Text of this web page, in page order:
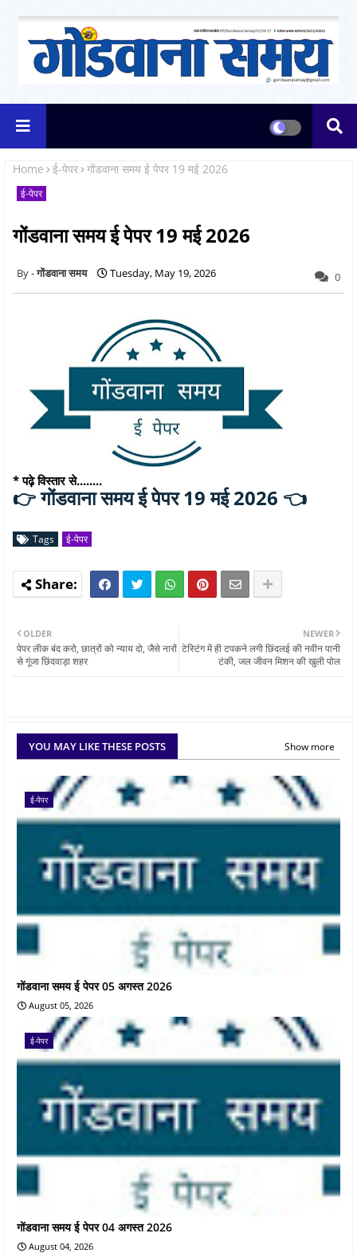
Home ई-पेपर गोंडवाना समय ई पेपर 19 मई 2026
ई-पेपर
गोंडवाना समय ई पेपर 19 मई 2026
गोंडवाना समय Tuesday, May 19, 2026 0
* पढ़े विस्तार से........
👉 गोंडवाना समय ई पेपर 19 मई 2026 👈
Tags ई-पेपर
NEWER
टेस्टिंग में ही टपकने लगी छिंदलई की नवीन पानी
टंकी, जल जीवन मिशन की खुली पोल
OLDER
पेपर लीक बंद करो, छात्रों को न्याय दो, जैसे नारों
से गूंजा छिंदवाड़ा शहर
YOU MAY LIKE THESE POSTS Show more
ई-पेपर
गोंडवाना समय ई पेपर 05 अगस्त 2026
August 05, 2026
ई-पेपर
गोंडवाना समय ई पेपर 04 अगस्त 2026
August 04, 2026